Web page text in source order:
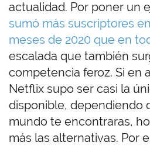
actualidad. Por poner un
sumó más suscriptores
meses de 2020 que en
escalada que también
competencia feroz. Si en
Netflix supo ser casi la
disponible, dependiendo
mundo te encontraras,
más las alternativas. Por